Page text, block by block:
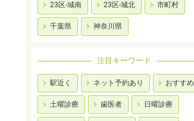
23区-城南 23区-城北 市町村
千葉県 神奈川県
注目キーワード
駅近く ネット予約あり おすすめ
土曜診療 歯医者 日曜診療